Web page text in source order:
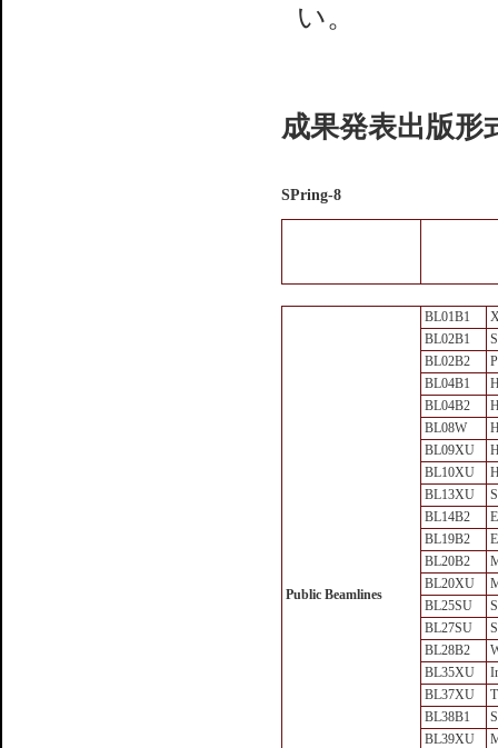
い。
成果発表出版形
SPring-8
Public Beamlines
BL01B1
BL02B1
BL02B2
BL04B1
BL04B2
BL08W
BL09XU
BL10XU
BL13XU
BL14B2
BL19B2
BL20B2
BL20XU
BL25SU
BL27SU
BL28B2
BL35XU
BL37XU
BL38B1
BL39XU